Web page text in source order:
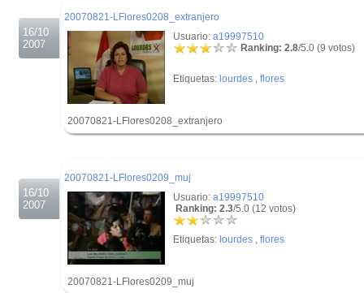
16/10
2007
20070821-LFlores0208_extranjero
Usuario: a19997510
Ranking: 2.8/5.0 (9 votos)
Etiquetas: lourdes , flores
20070821-LFlores0208_extranjero
16/10
2007
20070821-LFlores0209_muj
Usuario: a19997510
Ranking: 2.3/5.0 (12 votos)
Etiquetas: lourdes , flores
20070821-LFlores0209_muj